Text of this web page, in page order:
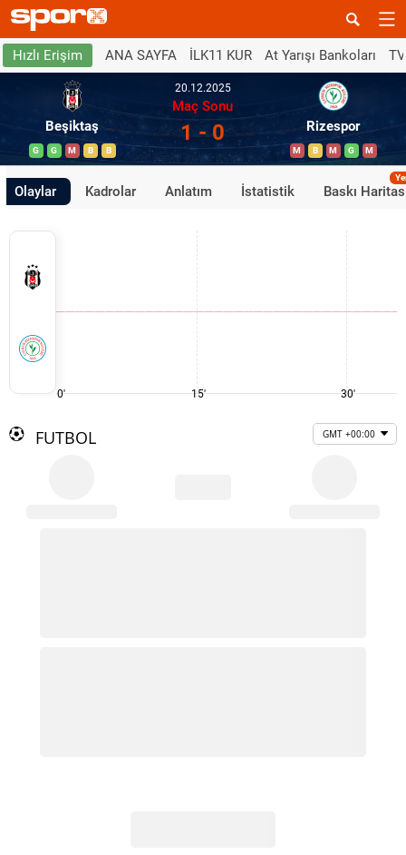
Hızlı Erişim ANA SAYFA İLK11 KUR At Yarışı Bankoları
Beşiktaş
G G M B B
20.12.2025
Maç Sonu
1 - 0 Rizespor
M B M G M
Olaylar Kadrolar Anlatım İstatistik Baskı
0' 15' 30'
FUTBOL GMT +00:00